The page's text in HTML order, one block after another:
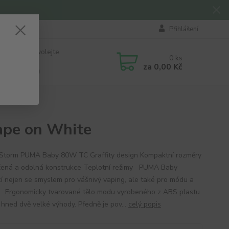
Přihlášení
si rady? Zavolejte.
0 ks
za 0,00 Kč
White
on White
PUMA Baby 80W TC Graffity design Kompaktní rozměry
a odolná konstrukce Teplotní režimy PUMA Baby
nejen se smyslem pro vášnivý vaping, ale také pro módu a
tvarované tělo modu vyrobeného z ABS plastu
dvě velké výhody. Předně je pov... celý popis